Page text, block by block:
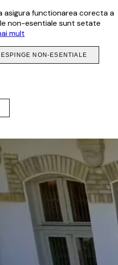
asigura functionarea corecta a
non-esentiale sunt setate
mult
NON-ESENTIALE